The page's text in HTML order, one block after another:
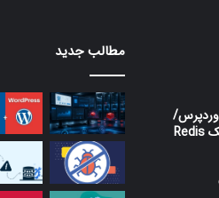
وردپرس/
مطالب جدید